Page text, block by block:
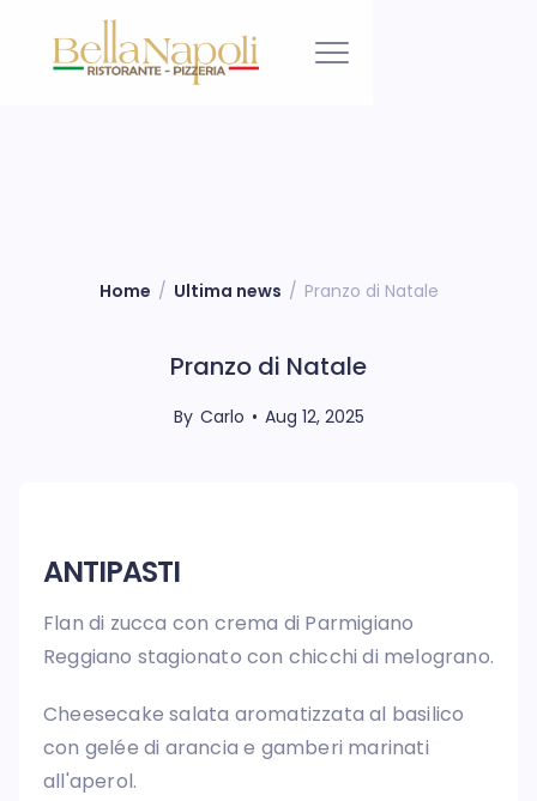
Home / Ultima news / Pranzo di Natale
Pranzo di Natale
By Carlo • Aug 12, 2025
ANTIPASTI
Flan di zucca con crema di Parmigiano
Reggiano stagionato con chicchi di melograno.
Cheesecake salata aromatizzata al basilico
con gelée di arancia e gamberi marinati
all'aperol.